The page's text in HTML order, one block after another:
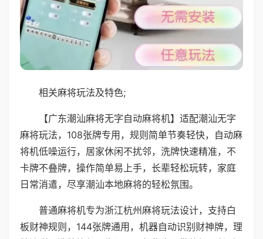
相关麻将玩法及特色;
【广东潮汕麻将无字自动麻将机】适配潮汕无字
麻将玩法，108张牌专用，规则简单节奏轻快，自动麻
将机低噪运行，居家休闲不扰邻，洗牌快速精准，不
卡牌不叠牌，操作简单易上手，长辈轻松玩转，家庭
日常消遣，尽享潮汕本地麻将的轻松氛围。
普通麻将机专为浙江杭州麻将玩法设计，支持白
板财神规则，144张牌通用，机器自动识别财神牌，理